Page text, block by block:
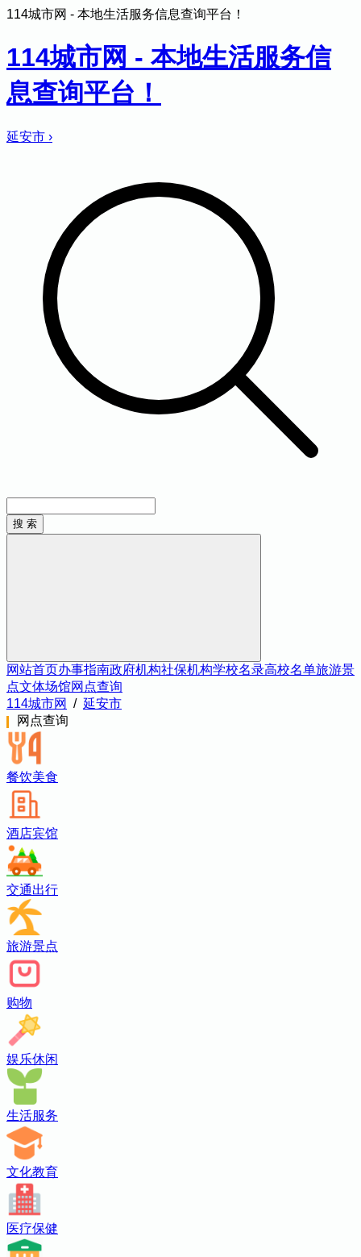
114城市网 - 本地生活服务信息查询平台！
114城市网 - 本地生活服务信
息查询平台！
延安市 ›
网站首页办事指南政府机构社保机构学校名录高校名单旅游景
点文体场馆网点查询
114城市网
/ 延安市
网点查询
餐饮美食
酒店宾馆
交通出行
旅游景点
购物
娱乐休闲
生活服务
文化教育
医疗保健